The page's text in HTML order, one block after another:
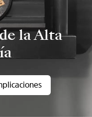
la Alta